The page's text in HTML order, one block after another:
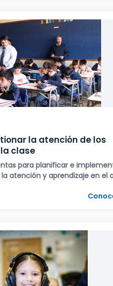
la atención de los
clase
para planificar e
atención y aprendizaje en el